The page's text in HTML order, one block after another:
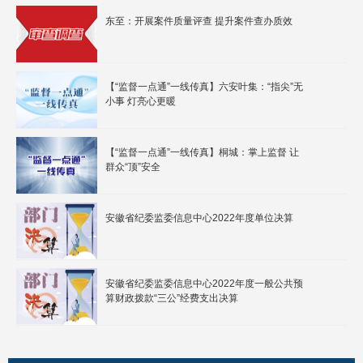
东至：开展案件质量评查 提升案件查办质效
【“监督一点通”一线传真】六安叶集：“指尖”无
小事 灯亮心更暖
【“监督一点通”一线传真】桐城：掌上监督 让
群众“顶”安全
安徽省纪委监委信息中心2022年度单位决算
安徽省纪委监委信息中心2022年度一般公共预
算财政拨款“三公”经费支出决算